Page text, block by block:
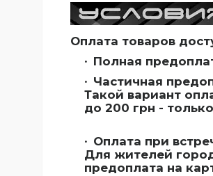
Оплата товаров
Полная
Частичная
Такой вариант
до 200 грн -
Оплата при
Для жителей
предоплата на